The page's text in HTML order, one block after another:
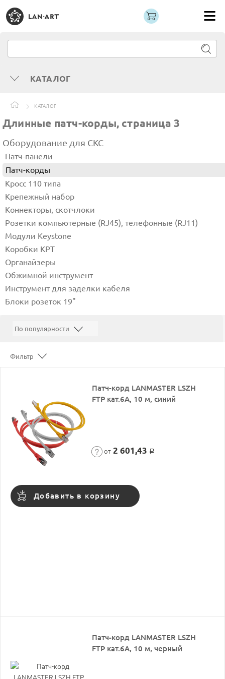
КАТАЛОГ
КАТАЛОГ
Длинные патч-корды, страница 3
Оборудование для СКС
Патч-панели
Патч-корды
Кросс 110 типа
Крепежный набор
Коннекторы, скотчлоки
Розетки компьютерные (RJ45), телефонные (RJ11)
Модули Keystone
Коробки КРТ
Органайзеры
Обжимной инструмент
Инструмент для заделки кабеля
Блоки розеток 19"
Фильтр
Патч-корд LANMASTER LSZH
FTP кат.6A, 10 м, синий
от 2 601,43 Р
Добавить в корзину
Патч-корд LANMASTER LSZH
FTP кат.6A, 10 м, черный